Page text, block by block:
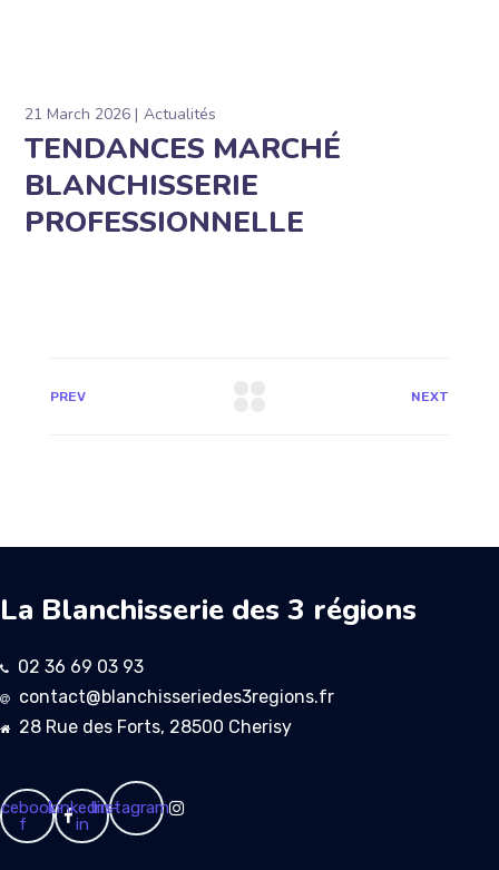
21 March 2026 Actualités
TENDANCES MARCHÉ
BLANCHISSERIE
PROFESSIONNELLE
PREV NEXT
La Blanchisserie des 3 régions
02 36 69 03 93
contact@blanchisseriedes3regions.fr
28 Rue des Forts, 28500 Cherisy
f
Linkedin-
in
Instagram